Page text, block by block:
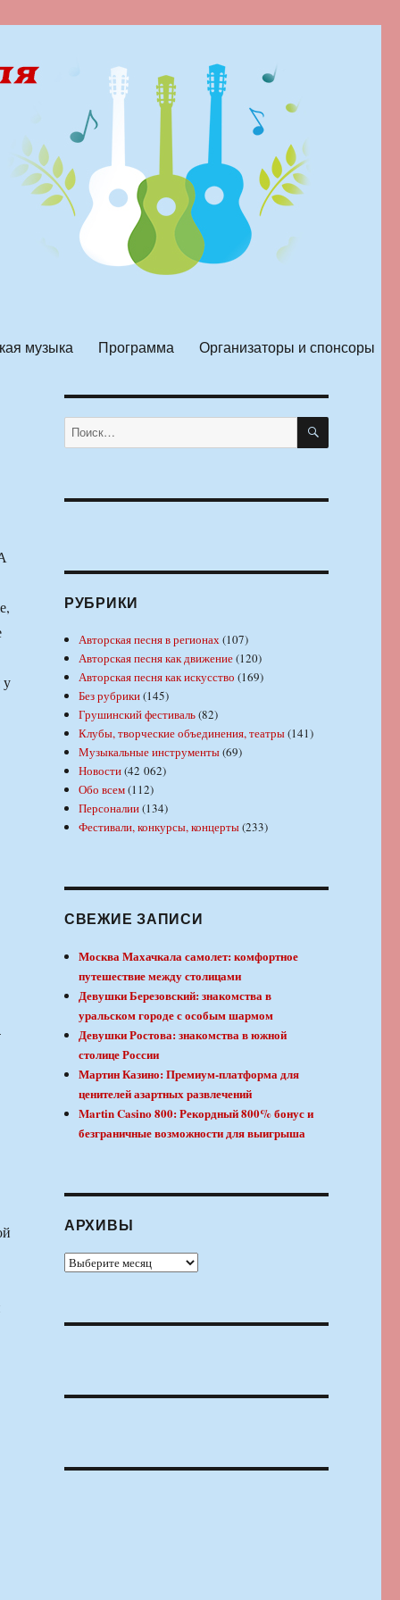
музыка Программа Организаторы и спонсоры
у
Искать: ПОИСК
РУБРИКИ
Авторская песня в регионах(107)
Авторская песня как движение(120)
Авторская песня как искусство (169)
Без рубрики(145)
Грушинский фестиваль(82)
Клубы, творческие объединения, театры(141)
Музыкальные инструменты(69)
Новости(42 062)
Обо всем(112)
Персоналии(134)
Фестивали, конкурсы, концерты(233)
СВЕЖИЕ ЗАПИСИ
Москва Махачкала самолет: комфортное
путешествие между столицами
Девушки Березовский: знакомства в
уральском городе с особым шармом
Девушки Ростова: знакомства в южной
столице России
Мартин Казино: Премиум-платформа для
ценителей азартных развлечений
Martin Casino 800: Рекордный 800% бонус и
безграничные возможности для выигрыша
АРХИВЫ
Архивы